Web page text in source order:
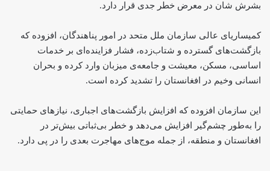
بشرش شان در معرض خطر جدی قرار دارد.
کمیساریای عالی سازمان ملل متحد در امور پناهندگان، افزوده که
بازگشت‌های گسترده و شتاب‌زده، فشار فزاینده‌ای بر خدمات
اساسی، مسکن، معیشت و جامعه‌ی میزبان وارد کرده و بحران
انسانی وخیم در افغانستان را تشدید کرده است.
این سازمان افزوده که افزایش بازگشت‌های اجباری، نیازهای حمایتی
را به‌طور چشم‌گیر افزایش می‌دهد و خطر بی‌ثباتی بیش‌تر در
افغانستان و منطقه، از جمله موج‌های مهاجرت بعدی را در پی دارد.